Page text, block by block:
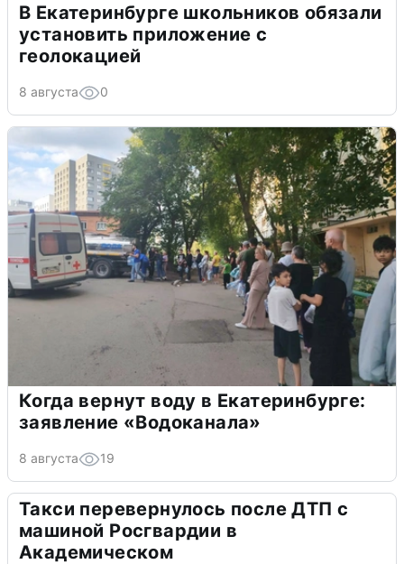
В Екатеринбурге школьников обязали
установить приложение с
геолокацией
8 августа 0
Когда вернут воду в Екатеринбурге:
заявление «Водоканала»
8 августа 19
Такси перевернулось после ДТП с
машиной Росгвардии в
Академическом